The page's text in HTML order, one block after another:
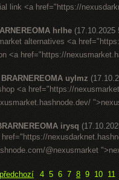
link <a href="https://
hrlhe (17.10.2025
alternatives <a
<a href="https://
BRARNEREOMA uylmz
<a href="https://
irysq
@nexusmarket
4 5 6 7 8 9 10 11